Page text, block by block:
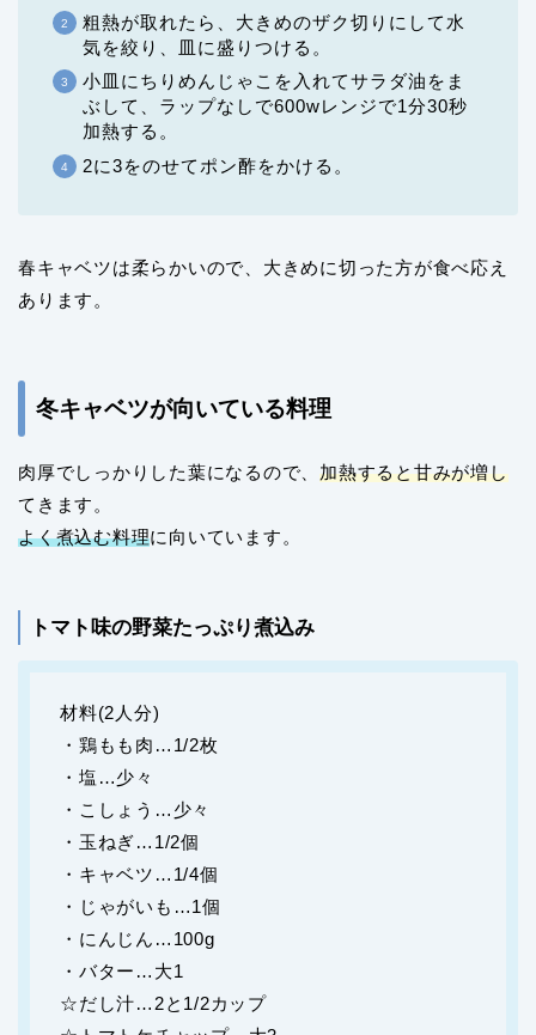
粗熱が取れたら、大きめのザク切りにして水
気を絞り、皿に盛りつける。
小皿にちりめんじゃこを入れてサラダ油をま
ぶして、ラップなしで600wレンジで1分30秒
加熱する。
2に3をのせてポン酢をかける。
春キャベツは柔らかいので、大きめに切った方が食べ応え
あります。
冬キャベツが向いている料理
肉厚でしっかりした葉になるので、加熱すると甘みが増し
てきます。
よく煮込む料理に向いています。
トマト味の野菜たっぷり煮込み
材料(2人分)
・鶏もも肉…1/2枚
・塩…少々
・こしょう…少々
・玉ねぎ…1/2個
・キャベツ…1/4個
・じゃがいも…1個
・にんじん…100g
・バター…大1
☆だし汁…2と1/2カップ